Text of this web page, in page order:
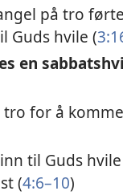
på tro
Guds hvile (
en
for å
til Guds
(4:6–10)